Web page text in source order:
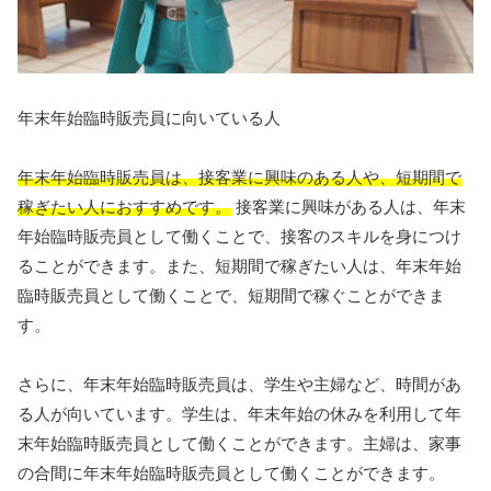
年末年始臨時販売員に向いている人
年末年始臨時販売員は、接客業に興味のある人や、短期間で
稼ぎたい人におすすめです。 接客業に興味がある人は、年末
年始臨時販売員として働くことで、接客のスキルを身につけ
ることができます。また、短期間で稼ぎたい人は、年末年始
臨時販売員として働くことで、短期間で稼ぐことができま
す。
さらに、年末年始臨時販売員は、学生や主婦など、時間があ
る人が向いています。学生は、年末年始の休みを利用して年
末年始臨時販売員として働くことができます。主婦は、家事
の合間に年末年始臨時販売員として働くことができます。